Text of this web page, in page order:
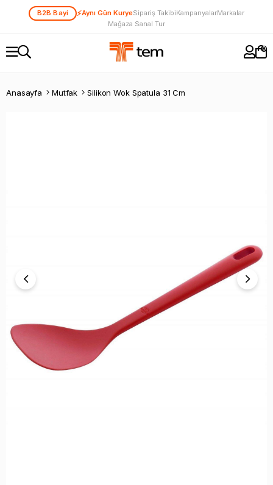
B2B Bayi ⚡Aynı Gün KuryeSipariş TakibiKampanyalarMarkalar
Mağaza Sanal Tur
0
Anasayfa Mutfak Silikon Wok Spatula 31 Cm